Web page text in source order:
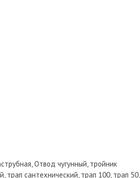
Отвод чугунный, тройник
трап сантехнический, трап 100, трап 50,